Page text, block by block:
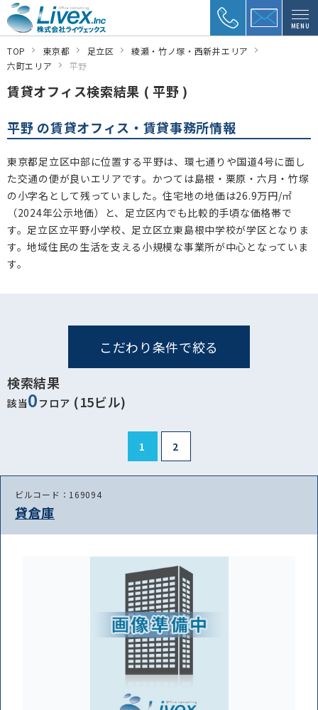
MENU
TOP 東京都 足立区
綾瀬・竹ノ塚・西新井エリア
六町エリア
平野
賃貸オフィス検索結果 ( 平野 )
平野 の賃貸オフィス・賃貸事務所情報
東京都足立区中部に位置する平野は、環七通りや国道4号に面し
た交通の便が良いエリアです。かつては島根・栗原・六月・竹塚
の小字名として残っていました。住宅地の地価は26.9万円/㎡
（2024年公示地価）と、足立区内でも比較的手頃な価格帯で
す。足立区立平野小学校、足立区立東島根中学校が学区となりま
す。地域住民の生活を支える小規模な事業所が中心となっていま
す。
こだわり条件で絞る
検索結果
該当0 フロア (15ビル)
1 2
ビルコード：169094
貸倉庫